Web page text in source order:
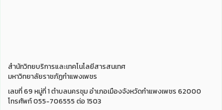
สำนักวิทยบริการและเทคโนโลยีสารสนเทศ
มหาวิทยาลัยราชภัฏกำแพงเพชร
เลขที่ 69 หมู่ที่ 1 ตำบลนครชุม อำเภอเมืองจังหวัดกำแพงเพชร 62000
โทรศัพท์ 055-706555 ต่อ 1503